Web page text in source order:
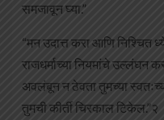
समजावून घ्या.”
“मन उदात्त करा आणि निश्चित
राजधर्माच्या नियमांचे उल्लंघन
अवलंबून न ठेवता तुमच्या
तुमची कीर्ती चिरकाल टिकेल.”२